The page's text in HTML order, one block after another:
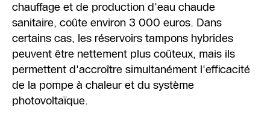
chauffage et de production d'eau chaude
sanitaire, coûte environ 3 000 euros. Dans
certains cas, les réservoirs tampons hybrides
peuvent être nettement plus coûteux, mais ils
permettent d'accroître simultanément l'efficacité
de la pompe à chaleur et du système
photovoltaïque.